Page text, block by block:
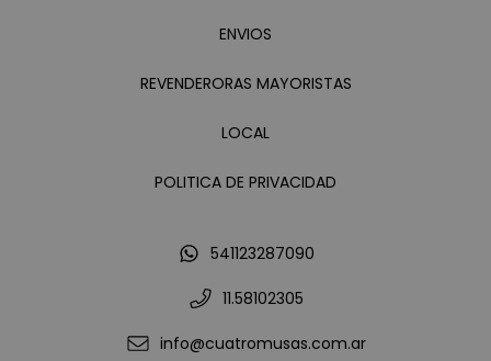
ENVIOS
REVENDERORAS MAYORISTAS
LOCAL
POLITICA DE PRIVACIDAD
541123287090
11.58102305
info@cuatromusas.com.ar